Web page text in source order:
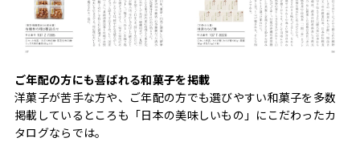
ご年配の方にも喜ばれる和菓子を掲載
洋菓子が苦手な方や、ご年配の方でも選びやすい和菓子を多数
掲載しているところも「日本の美味しいもの」にこだわったカ
タログならでは。